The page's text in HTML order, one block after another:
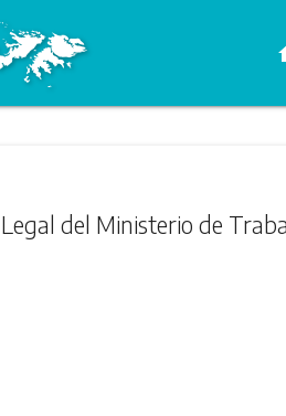
del Ministerio de